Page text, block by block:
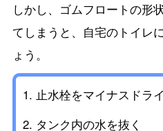
しかし、ゴムフロートの形
てしまうと、自宅のトイレ
ょう。
止水栓をマイナスドラ
タンク内の水を抜く